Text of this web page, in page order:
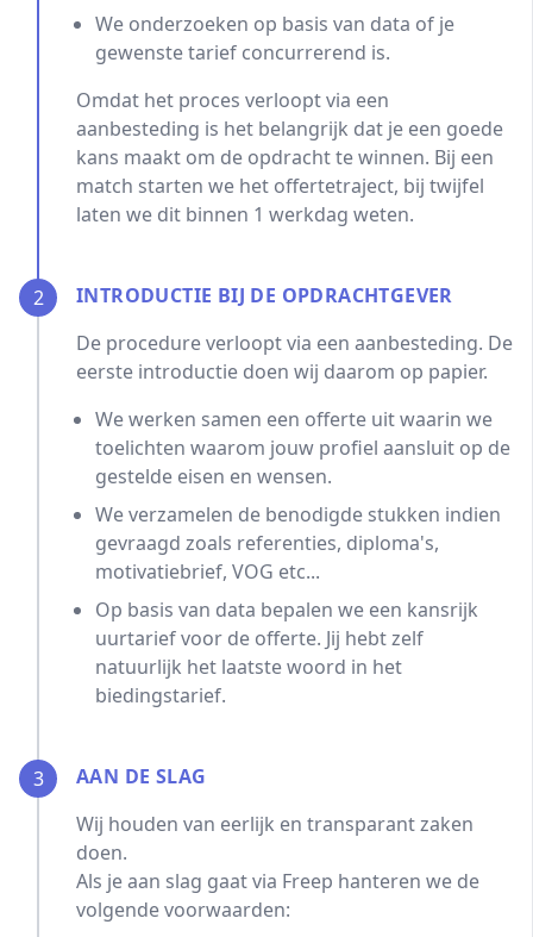
We onderzoeken op basis van data of je
gewenste tarief concurrerend is.
Omdat het proces verloopt via een
aanbesteding is het belangrijk dat je een goede
kans maakt om de opdracht te winnen. Bij een
match starten we het offertetraject, bij twijfel
laten we dit binnen 1 werkdag weten.
2
INTRODUCTIE BIJ DE OPDRACHTGEVER
De procedure verloopt via een aanbesteding. De
eerste introductie doen wij daarom op papier.
We werken samen een offerte uit waarin we
toelichten waarom jouw profiel aansluit op de
gestelde eisen en wensen.
We verzamelen de benodigde stukken indien
gevraagd zoals referenties, diploma's,
motivatiebrief, VOG etc...
Op basis van data bepalen we een kansrijk
uurtarief voor de offerte. Jij hebt zelf
natuurlijk het laatste woord in het
biedingstarief.
3
AAN DE SLAG
Wij houden van eerlijk en transparant zaken
doen.
Als je aan slag gaat via Freep hanteren we de
volgende voorwaarden: